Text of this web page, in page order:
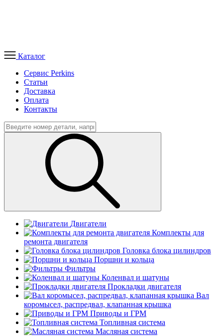
Каталог
Сервис Perkins
Статьи
Доставка
Оплата
Контакты
Двигатели
Комплекты для
ремонта двигателя
Головка блока цилиндров
Поршни и кольца
Фильтры
Коленвал и шатуны
Прокладки двигателя
Вал
коромысел, распредвал, клапанная крышка
Приводы и ГРМ
Топливная система
Масляная система